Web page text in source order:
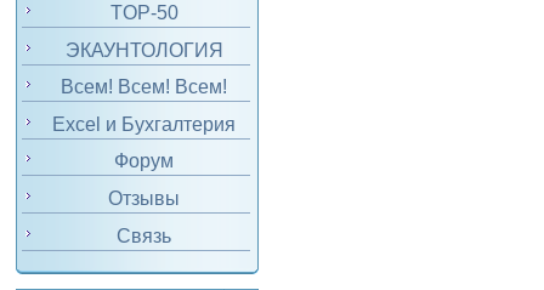
TOP-50
ЭКАУНТОЛОГИЯ
Всем! Всем! Всем!
Excel и Бухгалтерия
Форум
Отзывы
Связь